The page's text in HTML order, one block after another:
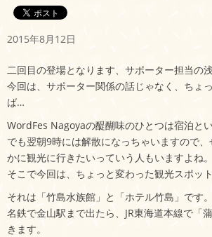
2015年8月12日
二回目の登場となります、サポーター担当の浅
今回は、サポーター関係の話じゃなく、ちょ
ば…
WordFes Nagoyaの醍醐味のひとつは宿泊とい
でも翌朝9時には解散になっちゃいますので
かに観光に行きたいっていう人もいますよね。
そこで今回は、ちょっと変わった観光スポッ
それは「竹島水族館」と「ホテル竹島」です。
名鉄で金山駅まで出たら、JR東海道本線で「
きます。